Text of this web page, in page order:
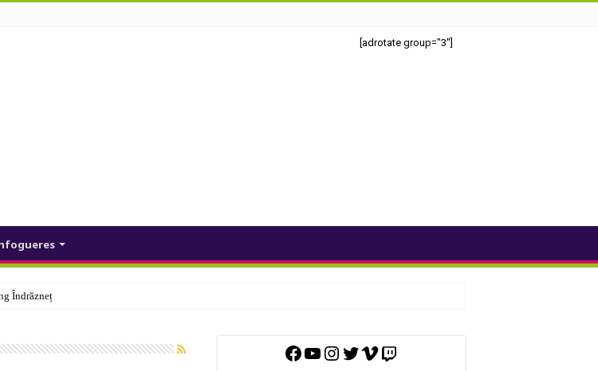
[adrotate group="3"]
Îndrăzneț
Facebook
YouTube
Instagram
Twitter
VimeoTwitch